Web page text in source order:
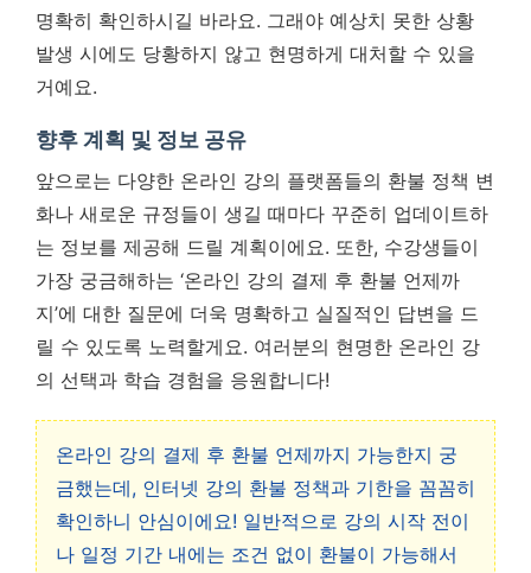
명확히 확인하시길 바라요. 그래야 예상치 못한 상황
발생 시에도 당황하지 않고 현명하게 대처할 수 있을
거예요.
향후 계획 및 정보 공유
앞으로는 다양한 온라인 강의 플랫폼들의 환불 정책 변
화나 새로운 규정들이 생길 때마다 꾸준히 업데이트하
는 정보를 제공해 드릴 계획이에요. 또한, 수강생들이
가장 궁금해하는 ‘온라인 강의 결제 후 환불 언제까
지’에 대한 질문에 더욱 명확하고 실질적인 답변을 드
릴 수 있도록 노력할게요. 여러분의 현명한 온라인 강
의 선택과 학습 경험을 응원합니다!
온라인 강의 결제 후 환불 언제까지 가능한지 궁
금했는데, 인터넷 강의 환불 정책과 기한을 꼼꼼히
확인하니 안심이에요! 일반적으로 강의 시작 전이
나 일정 기간 내에는 조건 없이 환불이 가능해서